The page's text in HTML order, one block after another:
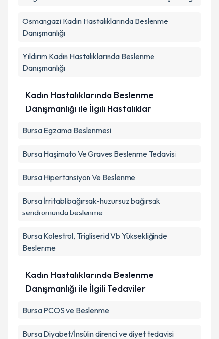
Osmangazi Kadın Hastalıklarında Beslenme
Danışmanlığı
Yıldırım Kadın Hastalıklarında Beslenme
Danışmanlığı
Kadın Hastalıklarında Beslenme
Danışmanlığı ile İlgili Hastalıklar
Bursa Egzama Beslenmesi
Bursa Haşimato Ve Graves Beslenme Tedavisi
Bursa Hipertansiyon Ve Beslenme
Bursa İrritabl bağırsak-huzursuz bağırsak
sendromunda beslenme
Bursa Kolestrol, Trigliserid Vb Yüksekliğinde
Beslenme
Kadın Hastalıklarında Beslenme
Danışmanlığı ile İlgili Tedaviler
Bursa PCOS ve Beslenme
Bursa Diyabet/İnsülin direnci ve diyet tedavisi